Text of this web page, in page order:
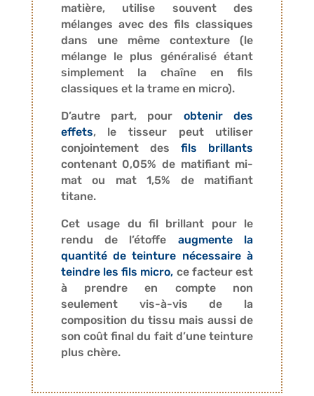
matière, utilise souvent des
mélanges avec des fils classiques
dans une même contexture (le
mélange le plus généralisé étant
simplement la chaîne en fils
classiques et la trame en micro).
D’autre part, pour obtenir des
effets, le tisseur peut utiliser
conjointement des fils brillants
contenant 0,05% de matifiant mi-
mat ou mat 1,5% de matifiant
titane.
Cet usage du fil brillant pour le
rendu de l’étoffe augmente la
quantité de teinture nécessaire à
teindre les fils micro, ce facteur est
à prendre en compte non
seulement vis-à-vis de la
composition du tissu mais aussi de
son coût final du fait d’une teinture
plus chère.